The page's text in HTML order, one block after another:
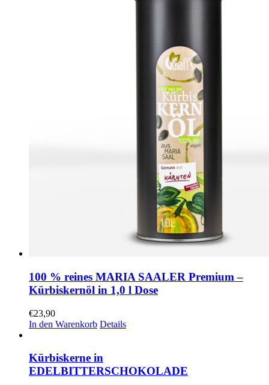
100 % reines MARIA SAALER Premium –
Kürbiskernöl in 1,0 l Dose
€23,90
In den Warenkorb Details
Kürbiskerne in
EDELBITTERSCHOKOLADE